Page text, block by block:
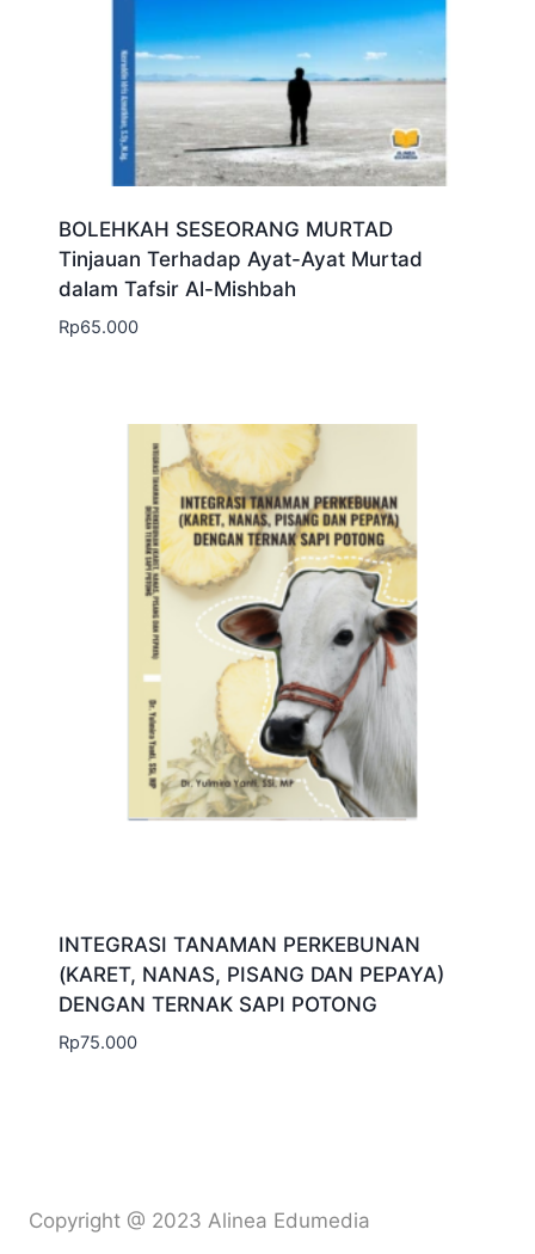
BOLEHKAH SESEORANG MURTAD
Tinjauan Terhadap Ayat-Ayat Murtad
dalam Tafsir Al-Mishbah
Rp65.000
INTEGRASI TANAMAN PERKEBUNAN
(KARET, NANAS, PISANG DAN PEPAYA)
DENGAN TERNAK SAPI POTONG
Rp75.000
Copyright @ 2023 Alinea Edumedia